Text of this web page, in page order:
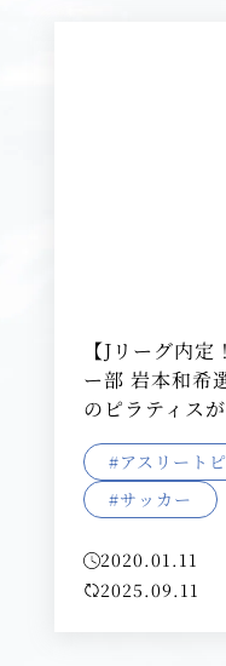
【Jリーグ内
ー部 岩本和希
のピラティス
#アスリート
#サッカー
2020.01.11
2025.09.11